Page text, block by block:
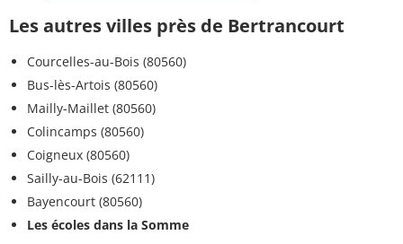
Les autres villes près de Bertrancourt
Courcelles-au-Bois (80560)
Bus-lès-Artois (80560)
Mailly-Maillet (80560)
Colincamps (80560)
Coigneux (80560)
Sailly-au-Bois (62111)
Bayencourt (80560)
Les écoles dans la Somme